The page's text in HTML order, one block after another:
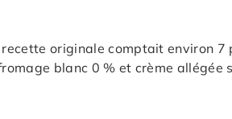
recette originale comptait environ 7
blanc 0 % et crème allégée